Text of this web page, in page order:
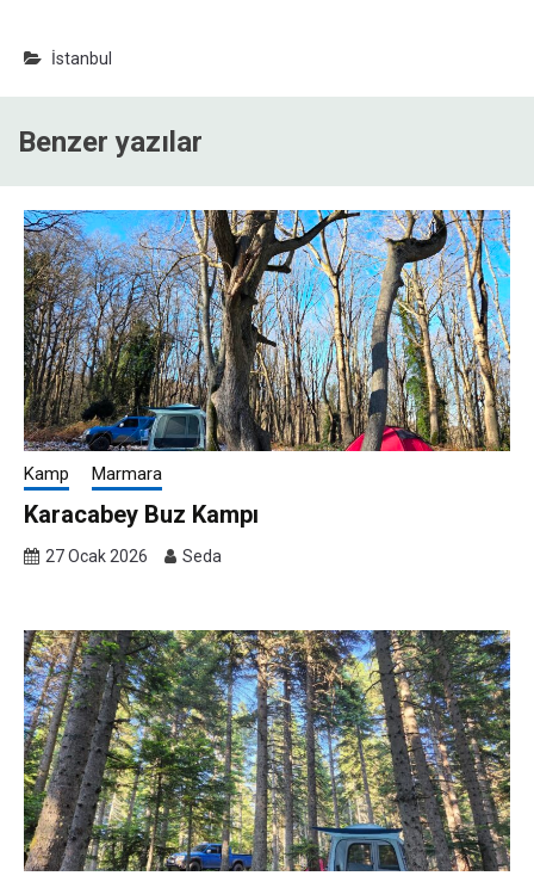
İstanbul
Benzer yazılar
Kamp Marmara
Karacabey Buz Kampı
27 Ocak 2026 Seda